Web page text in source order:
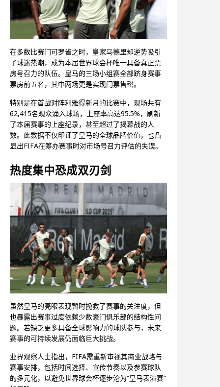
在多数比赛门可罗雀之时，皇家马德里却逆势吸引
了球迷热潮，成为本届世界球会杯唯一具备真正票
房号召力的队伍。皇马的三场小组赛全部跻身赛事
票房前五名，其中两场更是实现门票售罄。
特别是在首战对阵利雅得新月的比赛中，现场共有
62,415名观众涌入球场，上座率高达95.5%，刷新
了本届赛事的上座纪录，甚至超过了揭幕战的人
数。此数据不仅印证了皇马的全球品牌价值，也凸
显出FIFA在筹办赛事时对市场号召力评估的失误。
热度集中恐成双刃剑
虽然皇马的亮眼表现暂时挽救了赛事的关注度，但
也暴露出赛事过度依赖少数豪门俱乐部的结构性问
题。若缺乏更多具备全球影响力的球队参与，未来
赛事的可持续发展仍面临巨大挑战。
业界观察人士指出，FIFA需重新审视其商业战略与
赛事安排，包括时间选择、宣传节奏以及参赛球队
的多元化，以避免世界球会杯逐步沦为“皇马表演赛”